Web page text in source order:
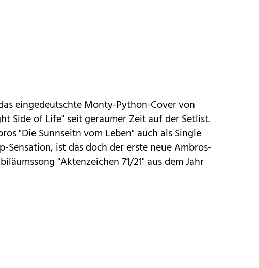
eingedeutschte Monty-Python-Cover von
Side of Life" seit geraumer Zeit auf der Setlist.
"Die Sunnseitn vom Leben" auch als Single
Sensation, ist das doch der erste neue Ambros-
"Aktenzeichen 71/21" aus dem Jahr